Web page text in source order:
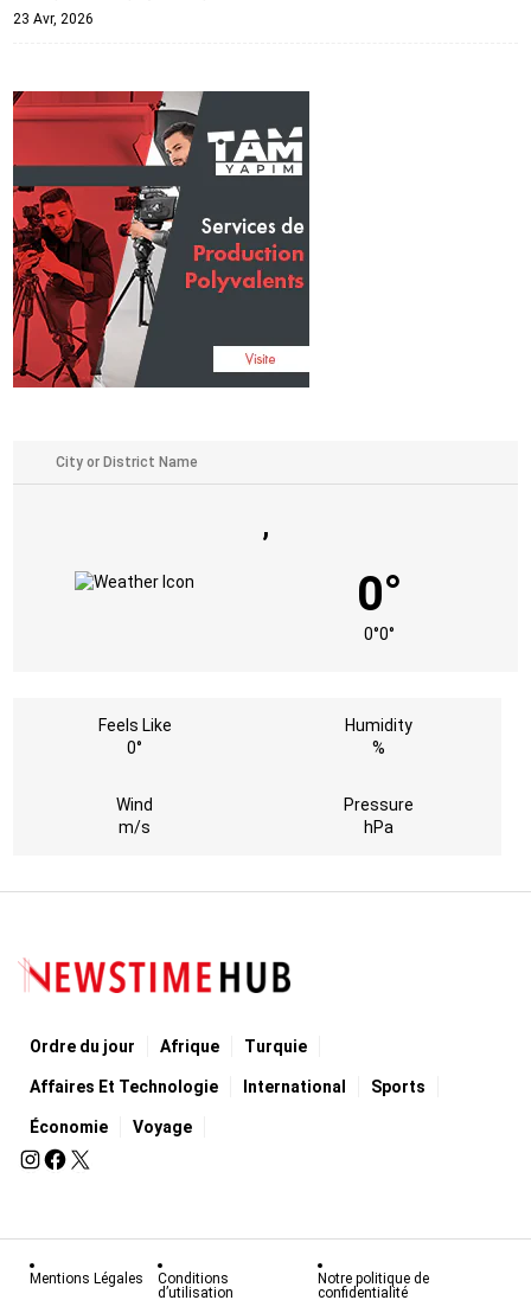
23 Avr, 2026
,
0°
0°0°
Feels Like
0°
Humidity
%
Wind
m/s
Pressure
hPa
Ordre du jour Afrique Turquie
Affaires Et Technologie International Sports
Économie Voyage
Mentions Légales
Conditions
d’utilisation
Notre politique de
confidentialité